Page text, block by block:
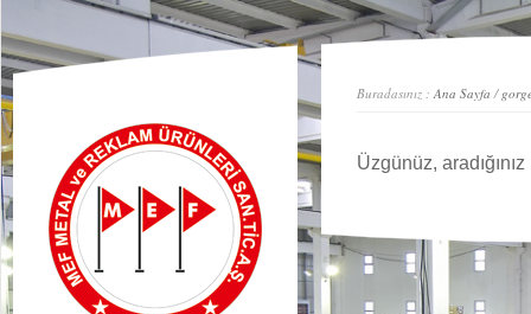
займ онлайн
Buradasınız :Ana Sayfa /
Üzgünüz,